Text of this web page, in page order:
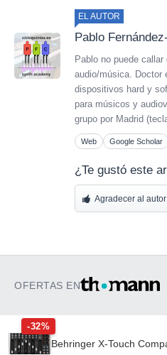
EL AUTOR
Pablo
Pablo no puede
audio/música. Doctor
dispositivos hard y
para músicos y
grupo por Madrid
Web Google Scholar
¿Te gustó este
Agradecer al autor
OFERTAS EN
-32%
Behringer X-Touch